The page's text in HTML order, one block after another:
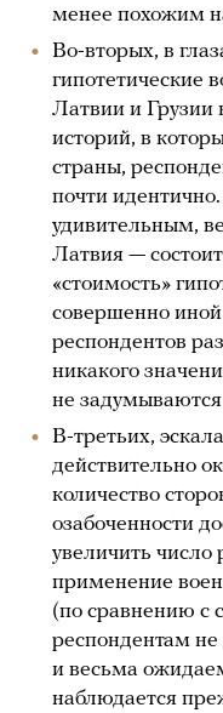
менее похожим
Во-вторых, в
гипотетические
Латвии и Грузии
историй, в
страны,
почти
удивительным,
Латвия —
«стоимость»
совершенно
респондентов
никакого
не
В-третьих,
действительно
количество
озабоченности
увеличить
применение
(по сравнению с
респондентам не
и весьма
наблюдается